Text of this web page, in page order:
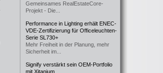
Gemeinsames RealEstateCore-
Projekt - Die...
Performance in Lighting erhält ENEC-
VDE-Zertifizierung für Officeleuchten-
Serie SL730+
Mehr Freiheit in der Planung, mehr
Sicherheit im...
Signify verstärkt sein OEM-Portfolio
mit Xitanium